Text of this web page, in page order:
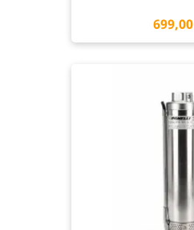
Preis